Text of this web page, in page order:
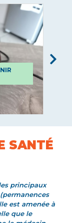
SANTÉ
principaux
est amenée à
que le